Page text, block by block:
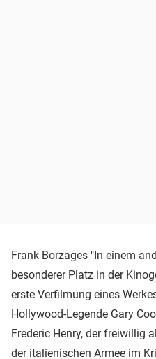
Frank Borzages "In einem
besonderer Platz in der
erste Verfilmung eines
Hollywood-Legende Gary
Frederic Henry, der freiwillig
der italienischen Armee im